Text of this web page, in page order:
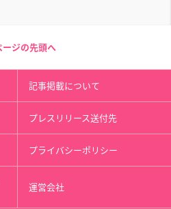
ージの先頭へ
記事掲載について
プレスリリース送付先
プライバシーポリシー
運営会社